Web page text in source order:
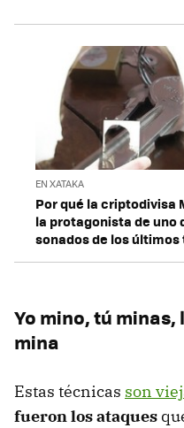
EN XATAKA
Por qué la criptodivisa
la protagonista de uno
sonados de los
Yo mino, tú
mina
Estas técnicas son
fueron los ataques